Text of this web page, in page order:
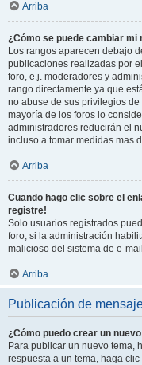
Arriba
¿Cómo se puede cambiar mi
Los rangos aparecen debajo
publicaciones realizadas por
foro, e.j. moderadores y
rango directamente ya que
no abuse de sus privilegios
mayoría de los foros lo
administradores reducirán el
incluso a tomar medidas mas
Arriba
Cuando hago clic sobre el
registre!
Solo usuarios registrados
foro, si la administración
malicioso del sistema de e-
Arriba
Publicación de
¿Cómo puedo crear un
Para publicar un nuevo tema,
respuesta a un tema, haga